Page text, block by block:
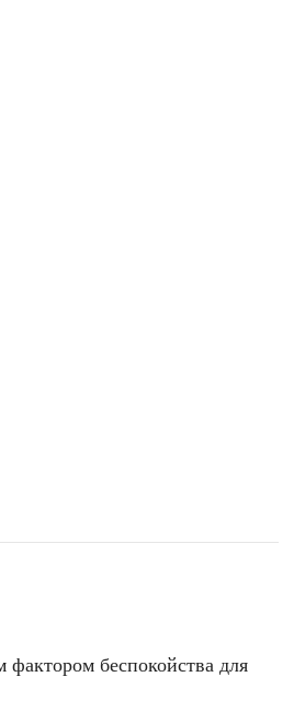
фактором беспокойства для